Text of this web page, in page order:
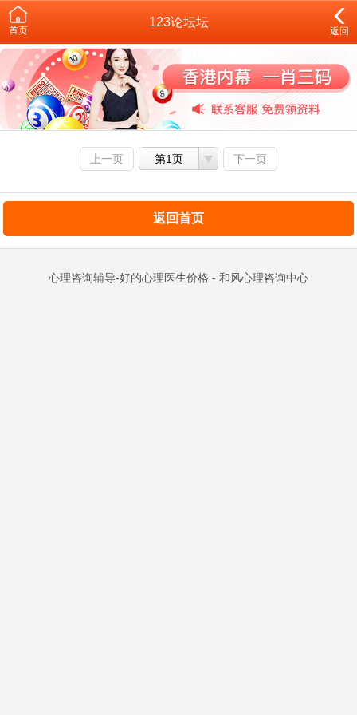
首页
123论坛坛
返回
上一页 第1页 下一页
返回首页
心理咨询辅导-好的心理医生价格 - 和风心理咨询中心